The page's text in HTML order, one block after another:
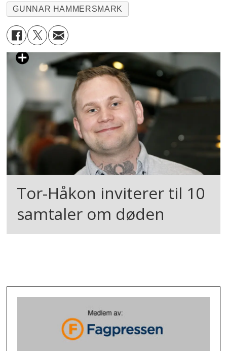
GUNNAR HAMMERSMARK
Tor-Håkon inviterer til 10
samtaler om døden